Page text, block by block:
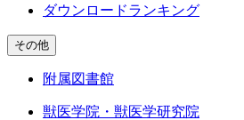
ダウンロードランキング
その他
附属図書館
獣医学院・獣医学研究院